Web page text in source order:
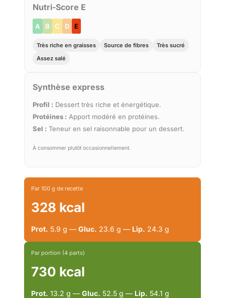
Nutri-Score E
A B C D E
Très riche en graisses Source de fibres
Très sucré
Assez salé
Synthèse express
Profil : Dessert très riche et énergétique.
Protéines : Apport modéré en protéines.
Sel : Teneur en sel raisonnable pour un dessert.
À consommer plutôt occasionnellement.
Par 100 g de recette
328 kcal
Prot. 5.9 g — Gluc. 23.6 g — Lip. 24.3 g
Par portion (4 parts)
730 kcal
Prot. 13.2 g — Gluc. 52.5 g — Lip. 54.1 g